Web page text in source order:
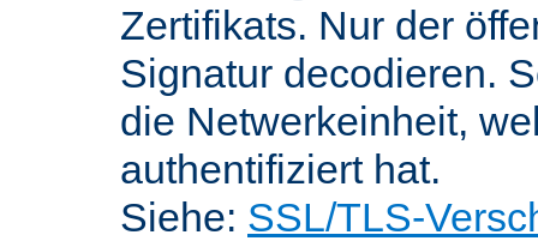
Zertifikats. Nur der
Signatur decodieren.
die Netwerkeinheit,
authentifiziert hat.
Siehe: SSL/TLS-